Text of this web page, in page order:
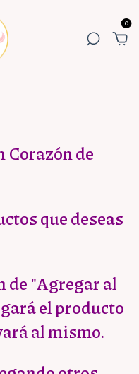
0
Corazón de
que deseas
de "Agregar al
el producto
al mismo.